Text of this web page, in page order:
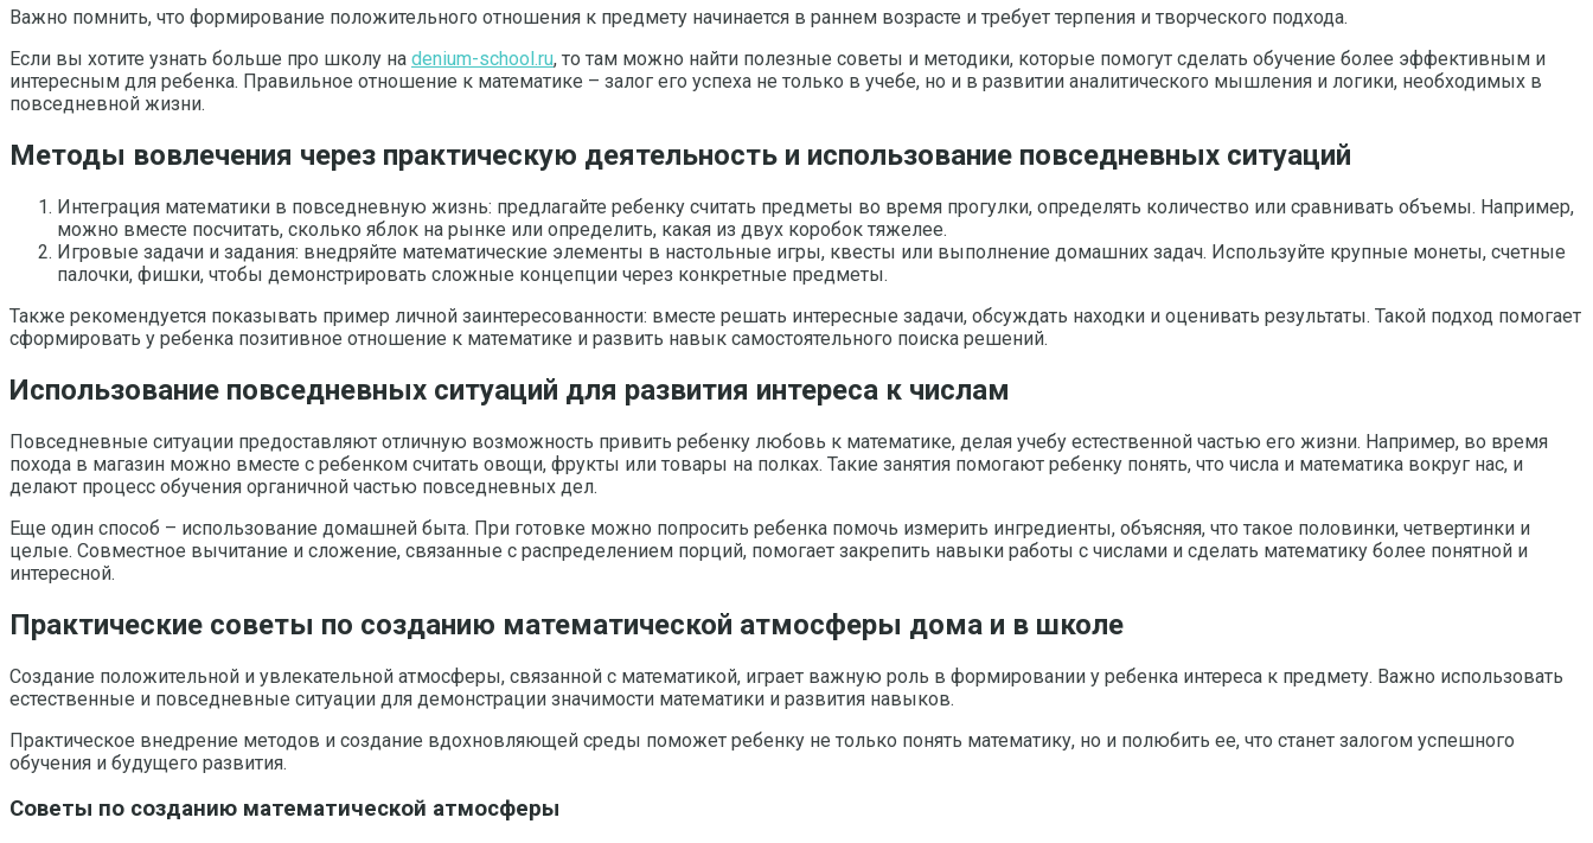
Важно помнить, что формирование положительного отношения к предмету начинается в раннем возрасте и требует терпения и творческого подхода.
Если вы хотите узнать больше про школу на denium-school.ru, то там можно найти полезные советы и методики, которые помогут сделать обучение более эффективным и
интересным для ребенка. Правильное отношение к математике – залог его успеха не только в учебе, но и в развитии аналитического мышления и логики, необходимых в
повседневной жизни.
Методы вовлечения через практическую деятельность и использование повседневных ситуаций
Интеграция математики в повседневную жизнь: предлагайте ребенку считать предметы во время прогулки, определять количество или сравнивать объемы. Например,
можно вместе посчитать, сколько яблок на рынке или определить, какая из двух коробок тяжелее.
Игровые задачи и задания: внедряйте математические элементы в настольные игры, квесты или выполнение домашних задач. Используйте крупные монеты, счетные
палочки, фишки, чтобы демонстрировать сложные концепции через конкретные предметы.
Также рекомендуется показывать пример личной заинтересованности: вместе решать интересные задачи, обсуждать находки и оценивать результаты. Такой подход помогает
сформировать у ребенка позитивное отношение к математике и развить навык самостоятельного поиска решений.
Использование повседневных ситуаций для развития интереса к числам
Повседневные ситуации предоставляют отличную возможность привить ребенку любовь к математике, делая учебу естественной частью его жизни. Например, во время
похода в магазин можно вместе с ребенком считать овощи, фрукты или товары на полках. Такие занятия помогают ребенку понять, что числа и математика вокруг нас, и
делают процесс обучения органичной частью повседневных дел.
Еще один способ – использование домашней быта. При готовке можно попросить ребенка помочь измерить ингредиенты, объясняя, что такое половинки, четвертинки и
целые. Совместное вычитание и сложение, связанные с распределением порций, помогает закрепить навыки работы с числами и сделать математику более понятной и
интересной.
Практические советы по созданию математической атмосферы дома и в школе
Создание положительной и увлекательной атмосферы, связанной с математикой, играет важную роль в формировании у ребенка интереса к предмету. Важно использовать
естественные и повседневные ситуации для демонстрации значимости математики и развития навыков.
Практическое внедрение методов и создание вдохновляющей среды поможет ребенку не только понять математику, но и полюбить ее, что станет залогом успешного
обучения и будущего развития.
Советы по созданию математической атмосферы